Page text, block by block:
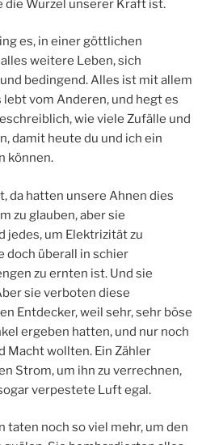
die Wurzel unserer Kraft ist.
es, in einer göttlichen
weitere Leben, sich
bedingend. Alles ist mit allem
lebt vom Anderen, und hegt es
wie viele Zufälle und
damit heute du und ich ein
können.
da hatten unsere Ahnen dies
zu glauben, aber sie
jedes, um Elektrizität zu
doch überall in schier
zu ernten ist. Und sie
sie verboten diese
Entdecker, weil sehr, sehr böse
ergeben hatten, und nur noch
Macht wollten. Ein Zähler
Strom, um ihn zu verrechnen,
verpestete Luft egal.
taten noch so viel mehr, um den